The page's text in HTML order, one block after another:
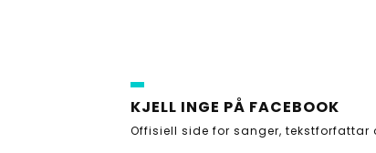
KJELL INGE PÅ FACEBOOK
Offisiell side for sanger, tekstforfattar